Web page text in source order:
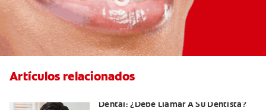
Artículos relacionados
Dental: ¿Debe Llamar A Su Dentista?